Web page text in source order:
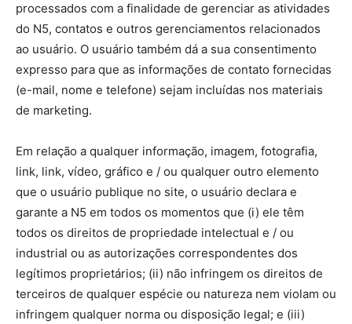
processados ​​com a finalidade de gerenciar as atividades
do N5, contatos e outros gerenciamentos relacionados
ao usuário. O usuário também dá a sua consentimento
expresso para que as informações de contato fornecidas
(e-mail, nome e telefone) sejam incluídas nos materiais
de marketing.
Em relação a qualquer informação, imagem, fotografia,
link, link, vídeo, gráfico e / ou qualquer outro elemento
que o usuário publique no site, o usuário declara e
garante a N5 em todos os momentos que (i) ele têm
todos os direitos de propriedade intelectual e / ou
industrial ou as autorizações correspondentes dos
legítimos proprietários; (ii) não infringem os direitos de
terceiros de qualquer espécie ou natureza nem violam ou
infringem qualquer norma ou disposição legal; e (iii)